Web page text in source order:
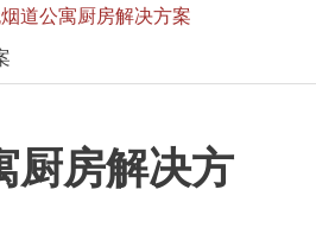
道公寓厨房解决方案
厨房解决方